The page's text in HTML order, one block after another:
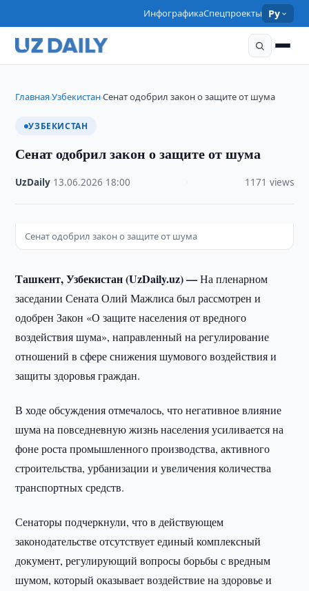
ИнфографикаСпецпроекты Ру
Главная›Узбекистан›Сенат одобрил закон о защите от шума
УЗБЕКИСТАН
Сенат одобрил закон о защите от шума
UzDaily 13.06.2026 18:00 1171 views
Сенат одобрил закон о защите от шума
Ташкент, Узбекистан (UzDaily.uz) —На пленарном
заседании Сената Олий Мажлиса был рассмотрен и
одобрен Закон «О защите населения от вредного
воздействия шума», направленный на регулирование
отношений в сфере снижения шумового воздействия и
защиты здоровья граждан.
В ходе обсуждения отмечалось, что негативное влияние
шума на повседневную жизнь населения усиливается на
фоне роста промышленного производства, активного
строительства, урбанизации и увеличения количества
транспортных средств.
Сенаторы подчеркнули, что в действующем
законодательстве отсутствует единый комплексный
документ, регулирующий вопросы борьбы с вредным
шумом, который оказывает воздействие на здоровье и